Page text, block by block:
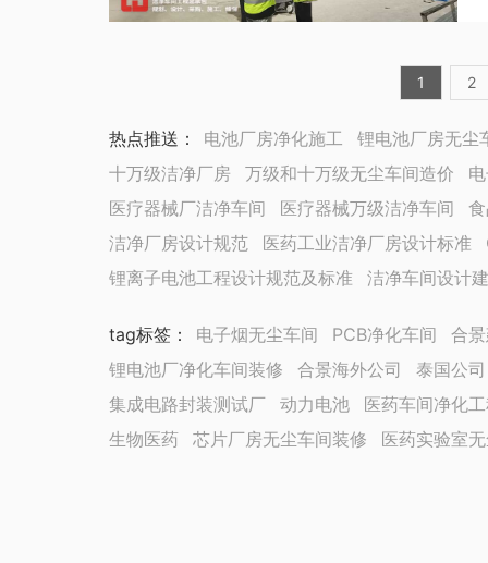
1 2
热点推送： 电池厂房净化施工
锂电池厂房无尘
十万级洁净厂房
万级和十万级无尘车间造价
医疗器械厂洁净车间
医疗器械万级洁净车间
洁净厂房设计规范
医药工业洁净厂房设计标准
锂离子电池工程设计规范及标准
洁净车间设计
tag标签 ： 电子烟无尘车间 PCB净化车间
合
锂电池厂净化车间装修
合景海外公司
泰国公司
集成电路封装测试厂
动力电池
医药车间净化
生物医药
芯片厂房无尘车间装修 医药实验室